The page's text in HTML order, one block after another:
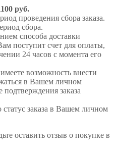
руб.
проведения сбора заказа.
сбора.
способа доставки
поступит счет для оплаты,
24 часов с момента его
возможность внести
в Вашем личном
подтверждения заказа
статус заказа в Вашем личном
оставить отзыв о покупке в